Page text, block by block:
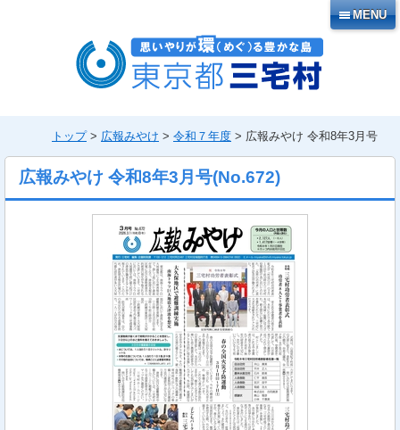
MENU
トップ> 広報みやけ > 令和７年度 > 広報みやけ 令和8年3月号
広報みやけ 令和8年3月号(No.672)